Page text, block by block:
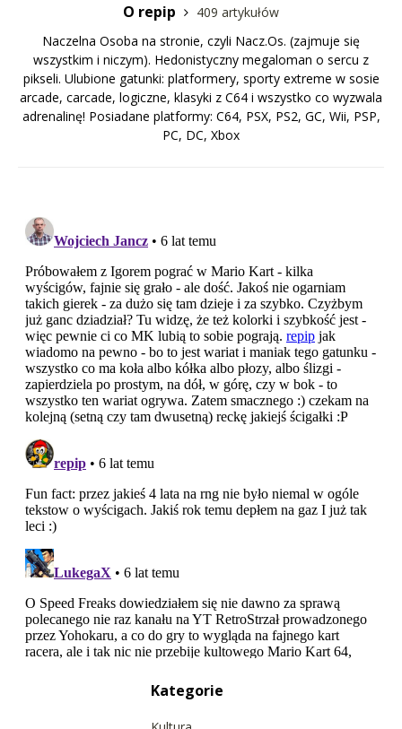
O repip
409 artykułów
Naczelna Osoba na stronie, czyli Nacz.Os. (zajmuje się
wszystkim i niczym). Hedonistyczny megaloman o sercu z
pikseli. Ulubione gatunki: platformery, sporty extreme w sosie
arcade, carcade, logiczne, klasyki z C64 i wszystko co wyzwala
adrenalinę! Posiadane platformy: C64, PSX, PS2, GC, Wii, PSP,
PC, DC, Xbox
Kategorie